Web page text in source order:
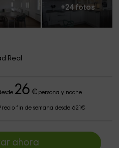
+24 fotos
Real
26 €persona y noche
fin de semana desde 621€
ahora